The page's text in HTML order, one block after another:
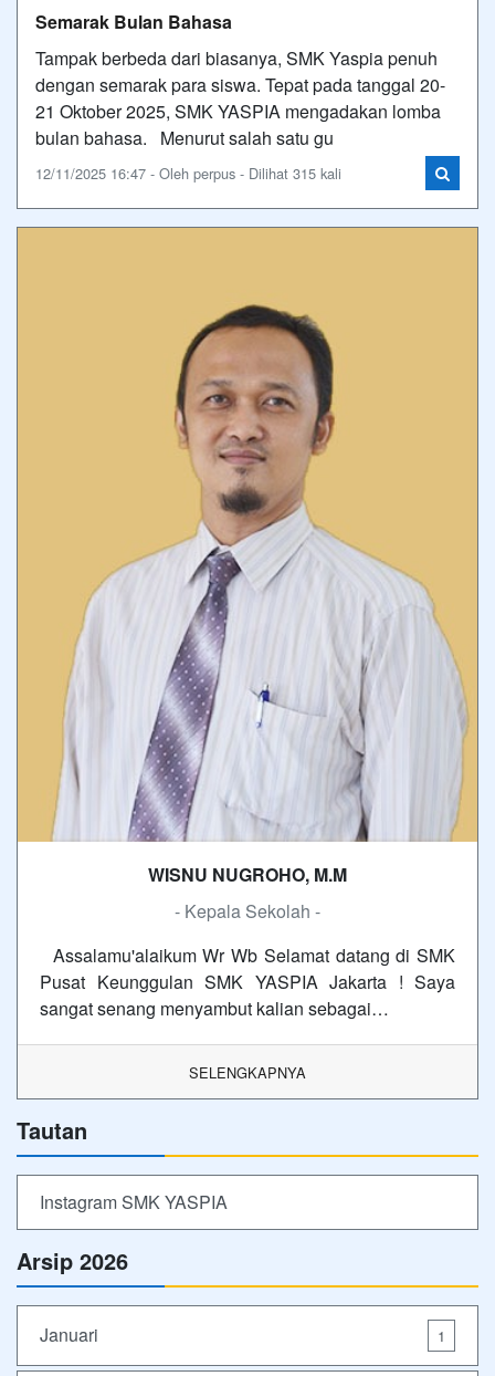
Semarak Bulan Bahasa
Tampak berbeda dari biasanya, SMK Yaspia penuh
dengan semarak para siswa. Tepat pada tanggal 20-
21 Oktober 2025, SMK YASPIA mengadakan lomba
bulan bahasa. Menurut salah satu gu
12/11/2025 16:47 - Oleh perpus - Dilihat 315 kali
WISNU NUGROHO, M.M
- Kepala Sekolah -
Assalamu'alaikum Wr Wb Selamat datang di SMK
Pusat Keunggulan SMK YASPIA Jakarta ! Saya
sangat senang menyambut kalian sebagai…
SELENGKAPNYA
Tautan
Instagram SMK YASPIA
Arsip 2026
Januari 1